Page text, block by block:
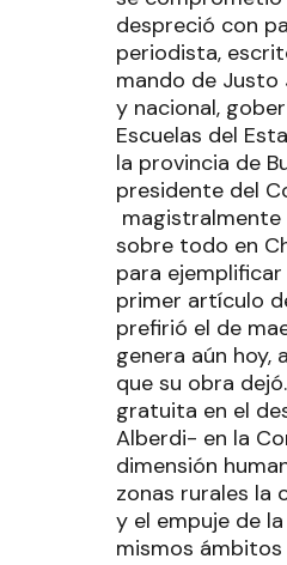
despreció con
periodista,
mando de Justo
y nacional,
Escuelas del
la provincia de
presidente del
magistralmente
sobre todo en
para
primer artículo
prefirió el de
genera aún hoy,
que su obra
gratuita en el
Alberdi- en la
dimensión
zonas rurales la
y el empuje de
mismos